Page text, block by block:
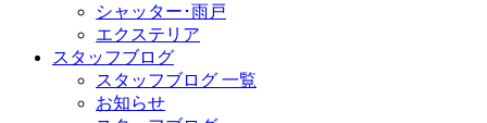
シャッター･雨戸
エクステリア
スタッフブログ
スタッフブログ 一覧
お知らせ